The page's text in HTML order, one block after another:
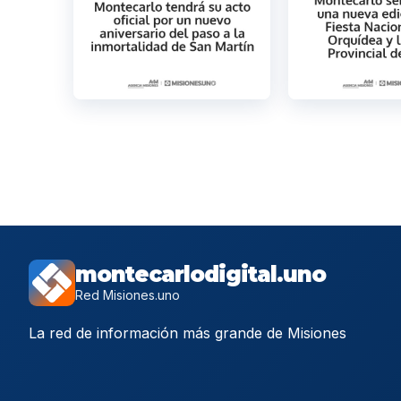
montecarlodigital.uno
Red Misiones.uno
La red de información más grande de Misiones